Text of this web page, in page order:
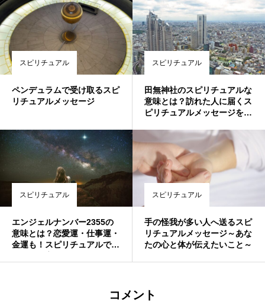
スピリチュアル
ペンデュラムで受け取るスピ
リチュアルメッセージ
スピリチュアル
田無神社のスピリチュアルな
意味とは？訪れた人に届くス
ピリチュアルメッセージを解
スピリチュアル
エンジェルナンバー2355の
意味とは？恋愛運・仕事運・
金運も！スピリチュアルで幸
スピリチュアル
手の怪我が多い人へ送るスピ
リチュアルメッセージ～あな
たの心と体が伝えたいこと～
コメント